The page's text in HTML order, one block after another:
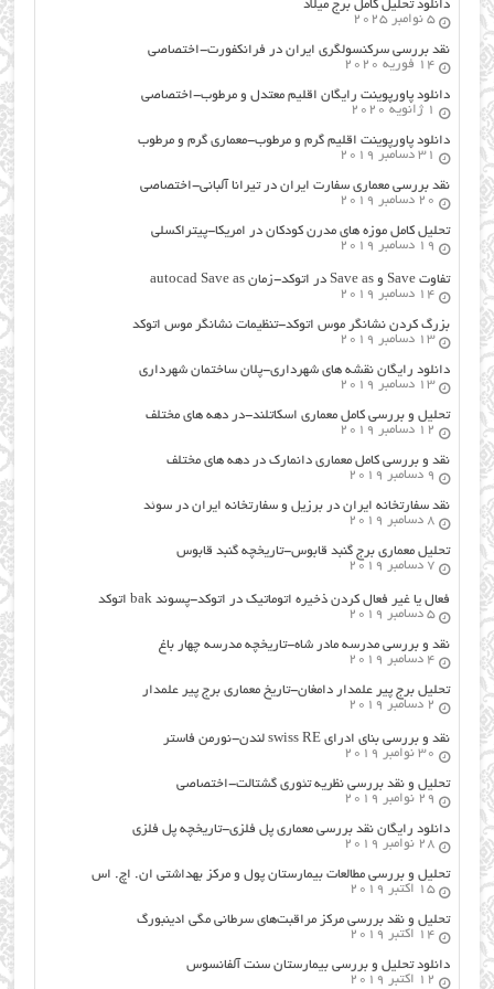
دانلود تحلیل کامل برج میلاد
5 نوامبر 2025
نقد بررسی سرکنسولگری ایران در فرانکفورت-اختصاصی
14 فوریه 2020
دانلود پاورپوینت رایگان اقلیم معتدل و مرطوب-اختصاصی
1 ژانویه 2020
دانلود پاورپوینت اقلیم گرم و مرطوب-معماری گرم و مرطوب
31 دسامبر 2019
نقد بررسی معماری سفارت ایران در تیرانا آلبانی-اختصاصی
20 دسامبر 2019
تحلیل کامل موزه های مدرن کودکان در امریکا-پیتراکسلی
19 دسامبر 2019
تفاوت Save و Save as در اتوکد-زمان autocad Save as
14 دسامبر 2019
بزرگ کردن نشانگر موس اتوکد-تنظیمات نشانگر موس اتوکد
13 دسامبر 2019
دانلود رایگان نقشه های شهرداری-پلان ساختمان شهرداری
13 دسامبر 2019
تحلیل و بررسی کامل معماری اسکاتلند-در دهه های مختلف
12 دسامبر 2019
نقد و بررسی کامل معماری دانمارک در دهه های مختلف
9 دسامبر 2019
نقد سفارتخانه ایران در برزیل و سفارتخانه ایران در سوئد
8 دسامبر 2019
تحلیل معماری برج گنبد قابوس-تاریخچه گنبد قابوس
7 دسامبر 2019
فعال یا غیر فعال کردن ذخیره اتوماتیک در اتوکد-پسوند bak اتوکد
5 دسامبر 2019
نقد و بررسی مدرسه مادر شاه-تاریخچه مدرسه چهار باغ
4 دسامبر 2019
تحلیل برج پیر علمدار دامغان-تاریخ معماری برج پیر علمدار
2 دسامبر 2019
نقد و بررسی بنای ادرای swiss RE لندن-نورمن فاستر
30 نوامبر 2019
تحلیل و نقد بررسی نظریه تئوری گشتالت-اختصاصی
29 نوامبر 2019
دانلود رایگان نقد بررسی معماری پل فلزی-تاریخچه پل فلزی
28 نوامبر 2019
تحلیل و بررسی مطالعات بیمارستان پول و مرکز بهداشتی ان. اچ. اس
15 اکتبر 2019
تحلیل و نقد بررسی مرکز مراقبت‌های سرطانی مگی ادینبورگ
14 اکتبر 2019
دانلود تحلیل و بررسی بیمارستان سنت آلفانسوس
12 اکتبر 2019